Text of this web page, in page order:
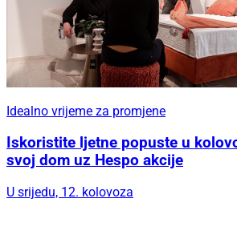
Idealno vrijeme za promjene
Iskoristite ljetne popuste u
svoj dom uz Hespo akcije
U srijedu, 12. kolovoza